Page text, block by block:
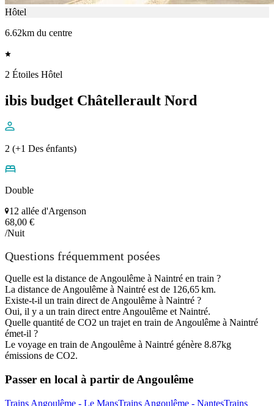
Hôtel
6.62km du centre
2 Étoiles Hôtel
ibis budget Châtellerault Nord
2 (+1 Des énfants)
Double
12 allée d'Argenson
68,00 €
/Nuit
Questions fréquemment posées
Quelle est la distance de Angoulême à Naintré en train ?
La distance de Angoulême à Naintré est de 126,65 km.
Existe-t-il un train direct de Angoulême à Naintré ?
Oui, il y a un train direct entre Angoulême et Naintré.
Quelle quantité de CO2 un trajet en train de Angoulême à Naintré
émet-il ?
Le voyage en train de Angoulême à Naintré génère 8.87kg
émissions de CO2.
Passer en local à partir de Angoulême
Trains Angoulême - Le MansTrains Angoulême - NantesTrains